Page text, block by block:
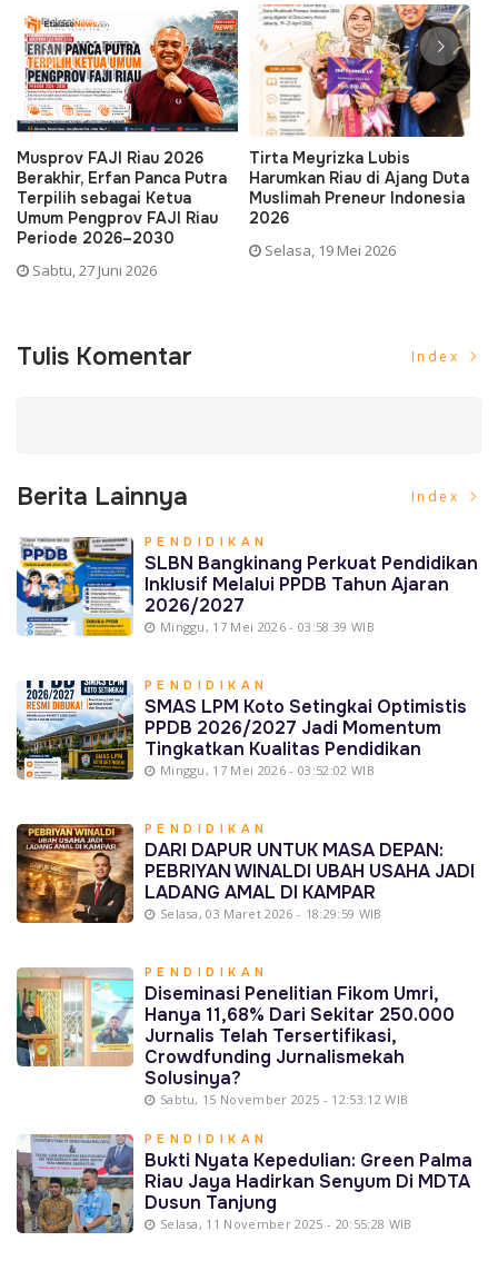
MARSEFEL, S.Pd., M.T
Dorong SMK Negeri 1
Tambang Jadi Sekolah
Vokasi Unggul dan Siap
Sambut Peserta Didik Baru
Minggu, 17 Mei 2026
SMK Negeri 2 Tapung Hulu
Siap Cetak Generasi Unggul,
PPDB 2026/2027 Resmi
Dibuka
Minggu, 17 Mei 2026
Tulis Komentar Index
Berita Lainnya Index
PENDIDIKAN
SLBN Bangkinang Perkuat Pendidikan
Inklusif Melalui PPDB Tahun Ajaran
2026/2027
Minggu, 17 Mei 2026 - 03:58:39 WIB
PENDIDIKAN
SMAS LPM Koto Setingkai Optimistis
PPDB 2026/2027 Jadi Momentum
Tingkatkan Kualitas Pendidikan
Minggu, 17 Mei 2026 - 03:52:02 WIB
PENDIDIKAN
DARI DAPUR UNTUK MASA DEPAN:
PEBRIYAN WINALDI UBAH USAHA JADI
LADANG AMAL DI KAMPAR
Selasa, 03 Maret 2026 - 18:29:59 WIB
PENDIDIKAN
Diseminasi Penelitian Fikom Umri,
Hanya 11,68% Dari Sekitar 250.000
Jurnalis Telah Tersertifikasi,
Crowdfunding Jurnalismekah
Solusinya?
Sabtu, 15 November 2025 - 12:53:12 WIB
PENDIDIKAN
Bukti Nyata Kepedulian: Green Palma
Riau Jaya Hadirkan Senyum Di MDTA
Dusun Tanjung
Selasa, 11 November 2025 - 20:55:28 WIB